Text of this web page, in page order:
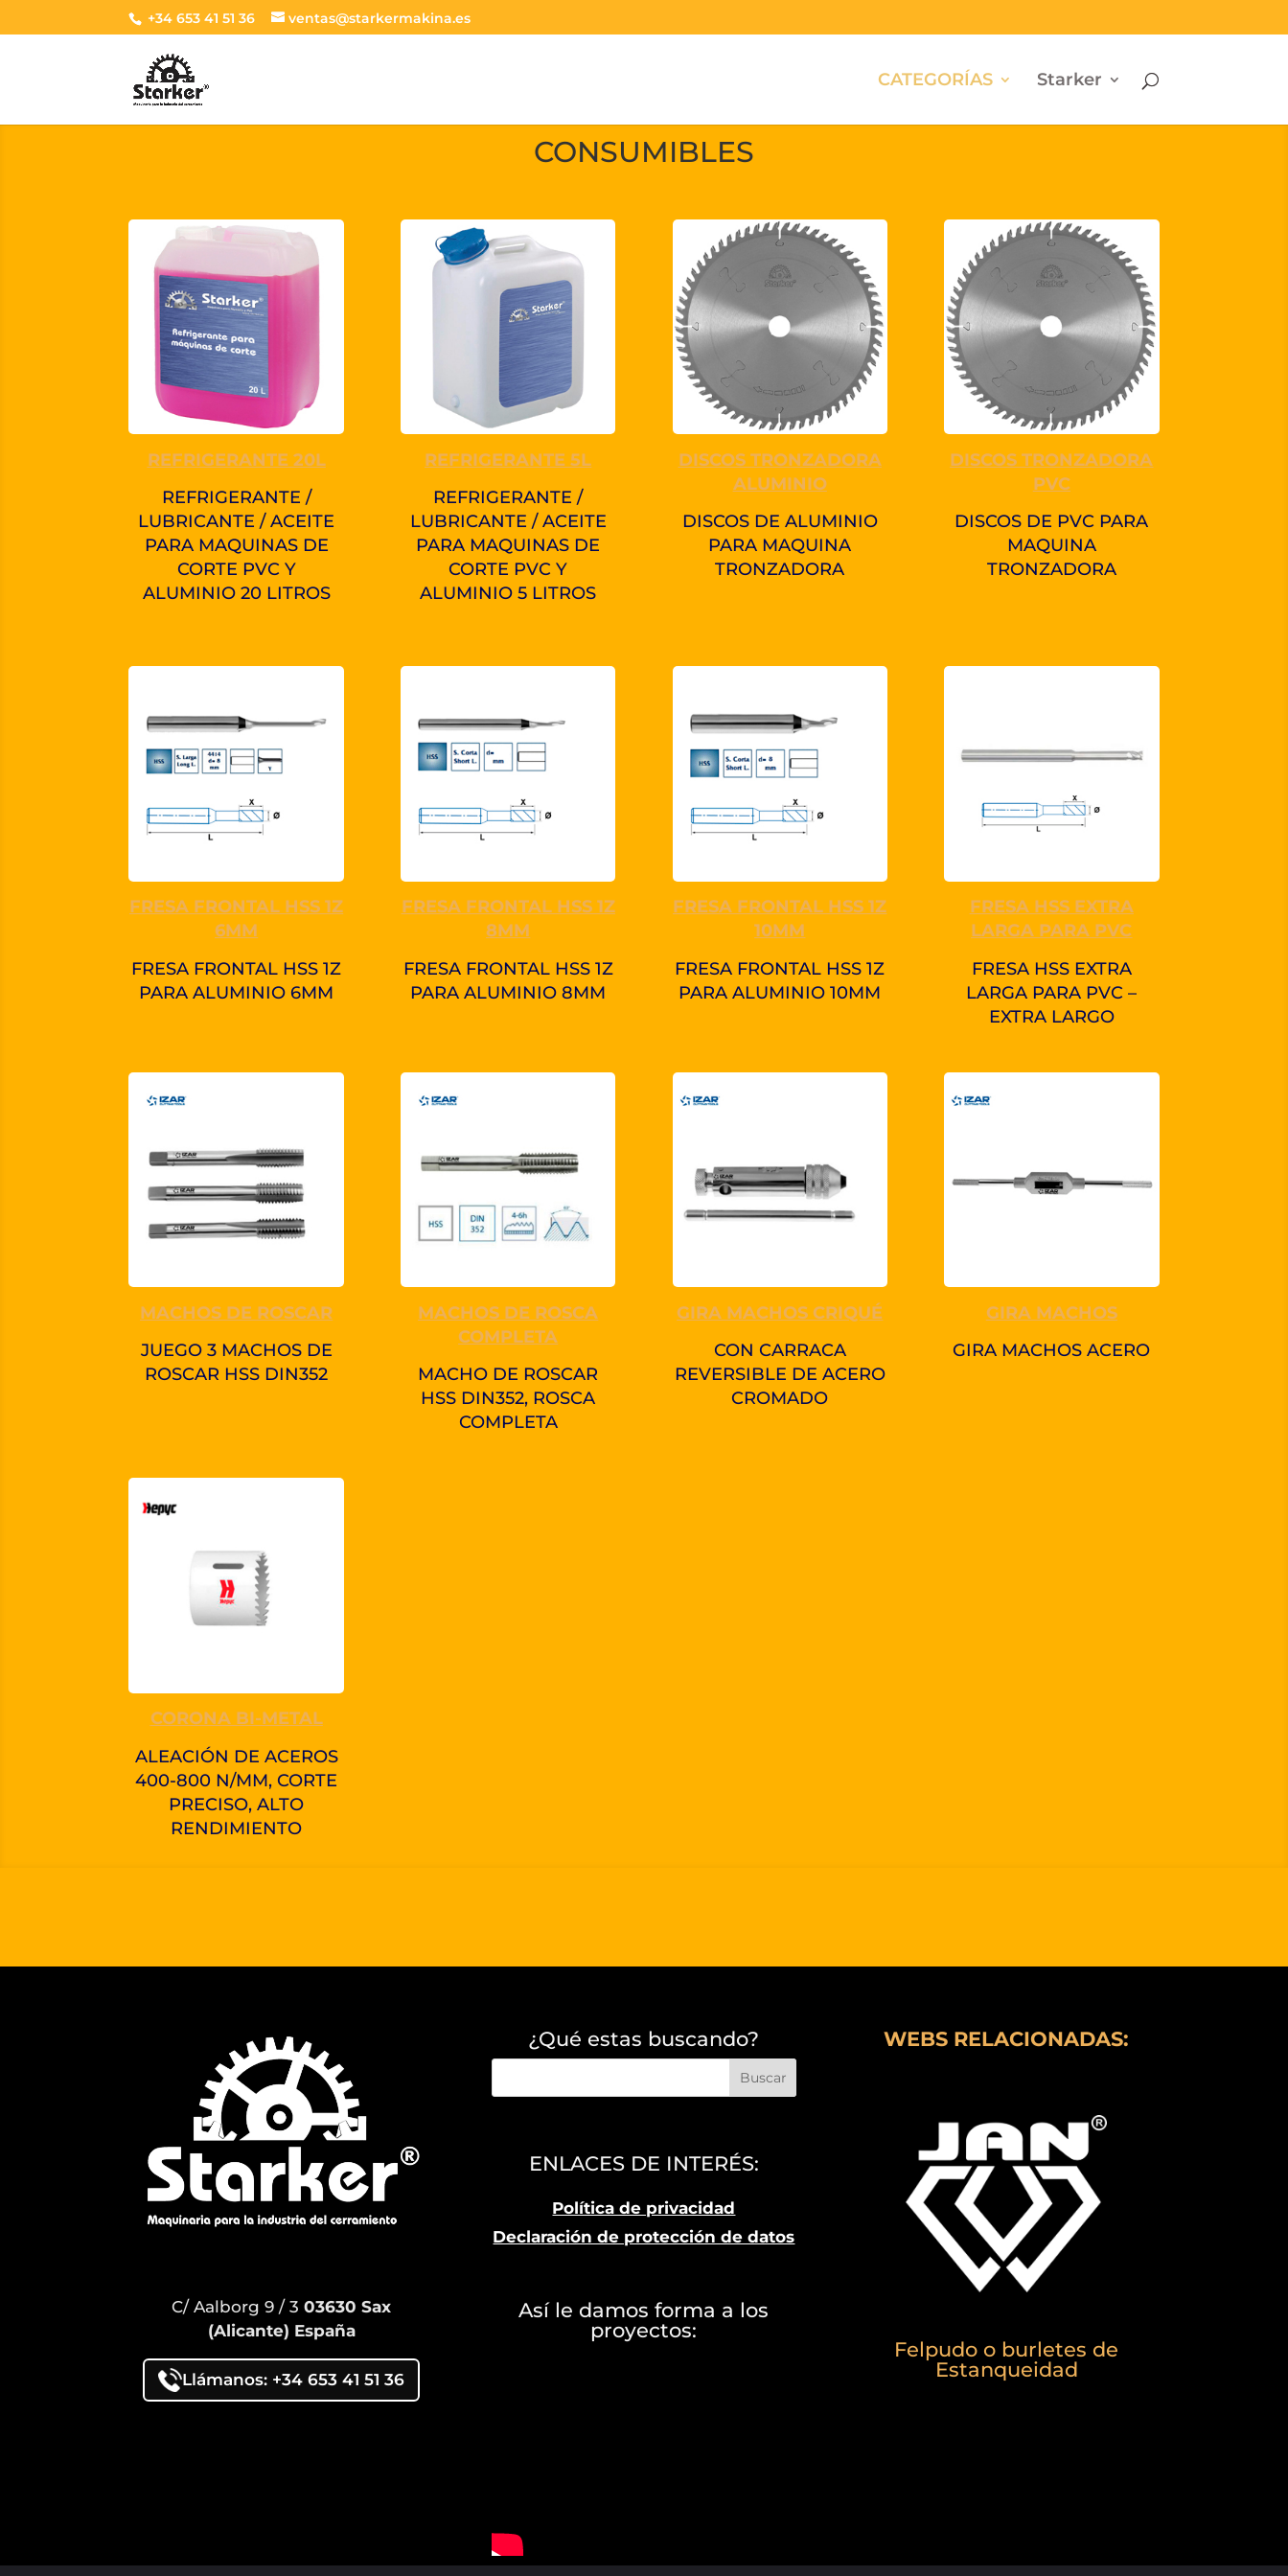
+34 653 41 51 36 ventas@starkermakina.es
CATEGORÍAS Starker
CONSUMIBLES
REFRIGERANTE 20L
REFRIGERANTE /
LUBRICANTE / ACEITE
PARA MAQUINAS DE
CORTE PVC Y
ALUMINIO 20 LITROS
REFRIGERANTE 5L
REFRIGERANTE /
LUBRICANTE / ACEITE
PARA MAQUINAS DE
CORTE PVC Y
ALUMINIO 5 LITROS
DISCOS TRONZADORA
ALUMINIO
DISCOS DE ALUMINIO
PARA MAQUINA
TRONZADORA
DISCOS TRONZADORA
PVC
DISCOS DE PVC PARA
MAQUINA
TRONZADORA
FRESA FRONTAL HSS 1Z
6MM
FRESA FRONTAL HSS 1Z
PARA ALUMINIO 6MM
FRESA FRONTAL HSS 1Z
8MM
FRESA FRONTAL HSS 1Z
PARA ALUMINIO 8MM
FRESA FRONTAL HSS 1Z
10MM
FRESA FRONTAL HSS 1Z
PARA ALUMINIO 10MM
FRESA HSS EXTRA
LARGA PARA PVC
FRESA HSS EXTRA
LARGA PARA PVC –
EXTRA LARGO
MACHOS DE ROSCAR
JUEGO 3 MACHOS DE
ROSCAR HSS DIN352
MACHOS DE ROSCA
COMPLETA
MACHO DE ROSCAR
HSS DIN352, ROSCA
COMPLETA
GIRA MACHOS CRIQUÉ
CON CARRACA
REVERSIBLE DE ACERO
CROMADO
GIRA MACHOS
GIRA MACHOS ACERO
CORONA BI-METAL
ALEACIÓN DE ACEROS
400-800 N/MM, CORTE
PRECISO, ALTO
RENDIMIENTO
C/ Aalborg 9 / 303630 Sax
(Alicante) España
Llámanos: +34 653 41 51 36
¿Qué estas buscando?
ENLACES DE INTERÉS:
Política de privacidad
Declaración de protección de datos
Así le damos forma a los
proyectos:
WEBS RELACIONADAS:
Felpudo o burletes de
Estanqueidad